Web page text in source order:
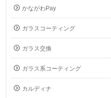
かながわPay
ガラスコーティング
ガラス交換
ガラス系コーティング
カルディナ